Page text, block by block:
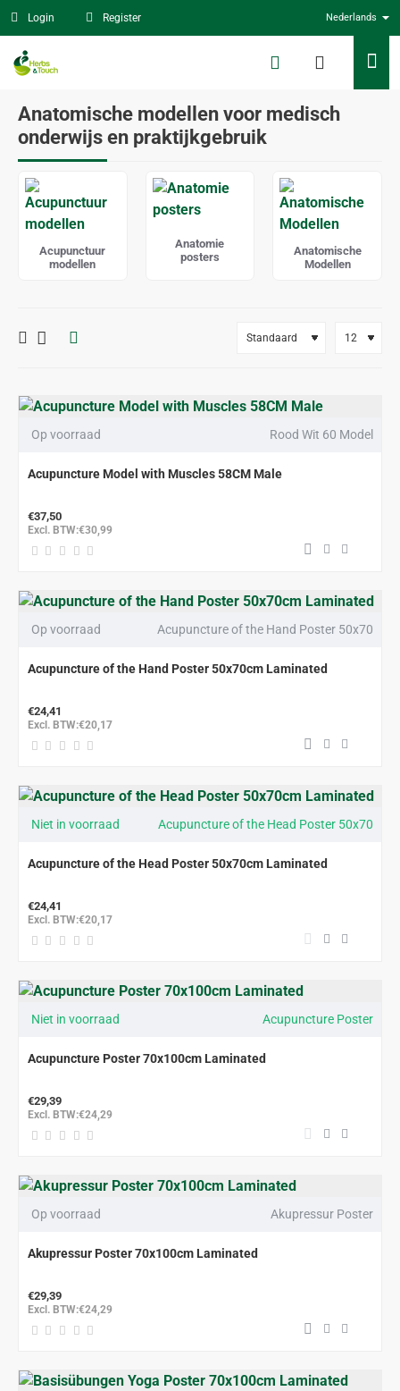
Login Register Nederlands
Anatomische modellen voor medisch
onderwijs en praktijkgebruik
Acupunctuur
modellen
Anatomie
posters
Anatomische
Modellen
Op voorraad Rood Wit 60 Model
Acupuncture Model with Muscles 58CM Male
€37,50
Excl. BTW:€30,99
Op voorraad Acupuncture of the Hand Poster 50x70
Acupuncture of the Hand Poster 50x70cm Laminated
€24,41
Excl. BTW:€20,17
Niet in voorraad Acupuncture of the Head Poster 50x70
Acupuncture of the Head Poster 50x70cm Laminated
€24,41
Excl. BTW:€20,17
Niet in voorraad Acupuncture Poster
Acupuncture Poster 70x100cm Laminated
€29,39
Excl. BTW:€24,29
Op voorraad Akupressur Poster
Akupressur Poster 70x100cm Laminated
€29,39
Excl. BTW:€24,29